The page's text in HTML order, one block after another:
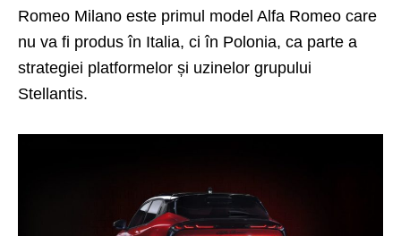
Romeo Milano este primul model Alfa Romeo care
nu va fi produs în Italia, ci în Polonia, ca parte a
strategiei platformelor și uzinelor grupului
Stellantis.